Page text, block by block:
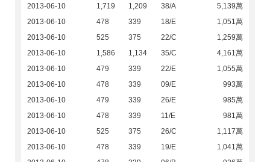
2013-06-10
1,719 1,209 38/A
5,139萬
2013-06-10
478 339 18/E
1,051萬
2013-06-10
525 375 22/C
1,259萬
2013-06-10
1,586 1,134 35/C
4,161萬
2013-06-10
479 339 22/E
1,055萬
2013-06-10
478 339 09/E
993萬
2013-06-10
479 339 26/E
985萬
2013-06-10
478 339 11/E
981萬
2013-06-10
525 375 26/C
1,117萬
2013-06-10
478 339 19/E
1,041萬